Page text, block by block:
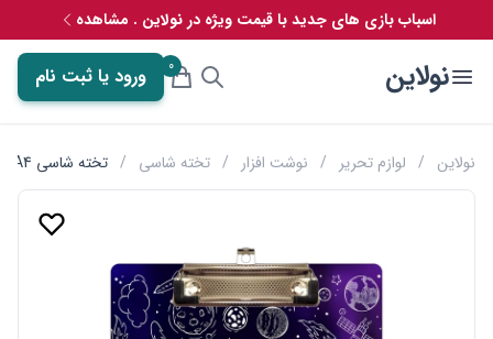
اسباب بازی های جدید با قیمت ویژه در نولاین . مشاهده
نولاین 0 ورود یا ثبت نام
نولاین / لوازم تحریر / نوشت افزار / تخته شاسی / تخته شاسی A4 چوبی طرح کهکشانی مستر راد کد 2374